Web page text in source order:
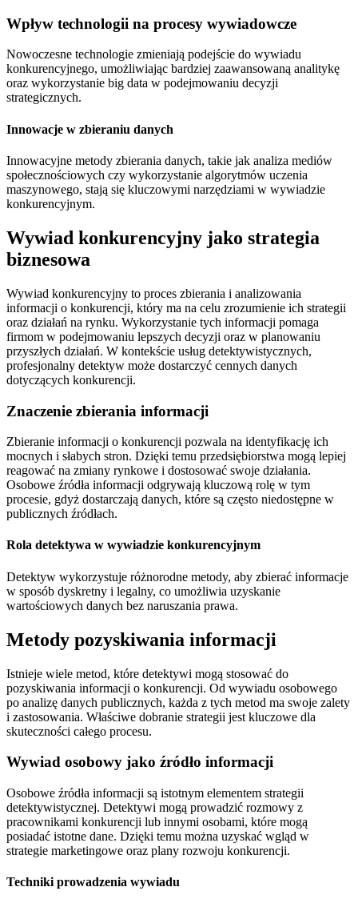
Wpływ technologii na procesy wywiadowcze
Nowoczesne technologie zmieniają podejście do wywiadu
konkurencyjnego, umożliwiając bardziej zaawansowaną analitykę
oraz wykorzystanie big data w podejmowaniu decyzji
strategicznych.
Innowacje w zbieraniu danych
Innowacyjne metody zbierania danych, takie jak analiza mediów
społecznościowych czy wykorzystanie algorytmów uczenia
maszynowego, stają się kluczowymi narzędziami w wywiadzie
konkurencyjnym.
Wywiad konkurencyjny jako strategia
biznesowa
Wywiad konkurencyjny to proces zbierania i analizowania
informacji o konkurencji, który ma na celu zrozumienie ich strategii
oraz działań na rynku. Wykorzystanie tych informacji pomaga
firmom w podejmowaniu lepszych decyzji oraz w planowaniu
przyszłych działań. W kontekście usług detektywistycznych,
profesjonalny detektyw może dostarczyć cennych danych
dotyczących konkurencji.
Znaczenie zbierania informacji
Zbieranie informacji o konkurencji pozwala na identyfikację ich
mocnych i słabych stron. Dzięki temu przedsiębiorstwa mogą lepiej
reagować na zmiany rynkowe i dostosować swoje działania.
Osobowe źródła informacji odgrywają kluczową rolę w tym
procesie, gdyż dostarczają danych, które są często niedostępne w
publicznych źródłach.
Rola detektywa w wywiadzie konkurencyjnym
Detektyw wykorzystuje różnorodne metody, aby zbierać informacje
w sposób dyskretny i legalny, co umożliwia uzyskanie
wartościowych danych bez naruszania prawa.
Metody pozyskiwania informacji
Istnieje wiele metod, które detektywi mogą stosować do
pozyskiwania informacji o konkurencji. Od wywiadu osobowego
po analizę danych publicznych, każda z tych metod ma swoje zalety
i zastosowania. Właściwe dobranie strategii jest kluczowe dla
skuteczności całego procesu.
Wywiad osobowy jako źródło informacji
Osobowe źródła informacji są istotnym elementem strategii
detektywistycznej. Detektywi mogą prowadzić rozmowy z
pracownikami konkurencji lub innymi osobami, które mogą
posiadać istotne dane. Dzięki temu można uzyskać wgląd w
strategie marketingowe oraz plany rozwoju konkurencji.
Techniki prowadzenia wywiadu